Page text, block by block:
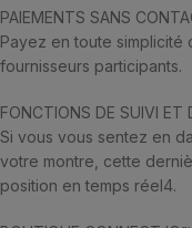
PAIEMENTS SANS
Payez en toute simplicité
fournisseurs participants.
FONCTIONS DE SUIVI ET
Si vous vous sentez en
votre montre, cette
position en temps réel4.